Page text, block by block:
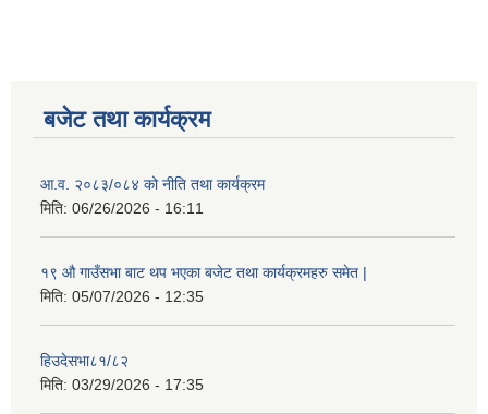
बजेट तथा कार्यक्रम
आ.व. २०८३/०८४ को नीति तथा कार्यक्रम
मिति: 06/26/2026 - 16:11
१९ औ गाउँसभा बाट थप भएका बजेट तथा कार्यक्रमहरु समेत |
मिति: 05/07/2026 - 12:35
हिउदेसभा८१/८२
मिति: 03/29/2026 - 17:35